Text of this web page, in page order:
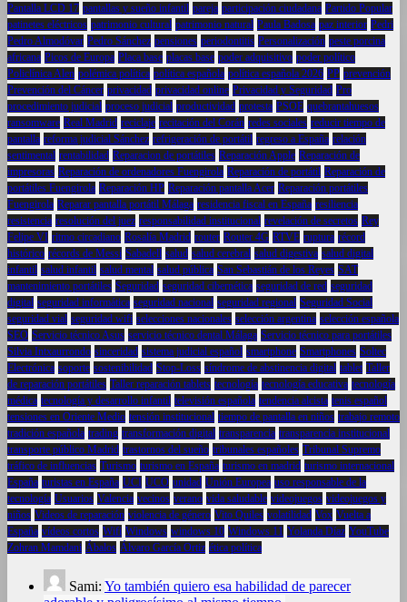
Pantalla LCD 17 pantallas y sueño infantil pareja participación ciudadana Partido Popular
patinetes eléctricos patrimonio cultural patrimonio natural Paula Badosa paz interior Pedri
Pedro Almodóvar Pedro Sánchez pensiones periodontitis Personalización peste porcina
africana Picos de Europa Placa base placas base poder adquisitivo poder político
Policlínica Alen polémica política política española política española 2026 PP prevención
Prevención del Cáncer privacidad privacidad online Privacidad y Seguridad Pro
procedimiento judicial proceso judicial productividad protesta PSOE quebrantahuesos
ransomware Real Madrid reciclaje recitación del Corán redes sociales reducir tiempo de
pantalla reforma judicial Sánchez refrigeración de portátil regreso a España relación
sentimental rentabilidad Reparacion de portátiles Reparación Apple Reparación de
impresoras Reparación de ordenadores Fuengirola Reparación de portátil Reparación de
portátiles Fuengirola Reparación HP Reparación pantalla Acer Reparación portátiles
Fuengirola Reparar pantalla portátil Málaga residencia fiscal en España resiliencia
resistencia resolución del juez responsabilidad institucional revelación de secretos Rey
Felipe VI ritmo circadiano Rosalía Madrid router Router 4G RTVE ruptura récord
histórico récords de Messi Sabadell salud salud cerebral salud digestiva salud digital
infantil salud infantil salud mental salud pública San Sebastián de los Reyes SAT
mantenimiento portátiles Seguridad seguridad cibernética seguridad de red seguridad
digital seguridad informática seguridad nacional seguridad regional Seguridad Social
seguridad vial seguridad wifi selecciones nacionales selección argentina selección española
SEO Servicio técnico Asus servicio técnico dental Málaga Servicio técnico para portátiles
Silvia Intxaurrondo sinceridad sistema judicial español smartphone Smartphones Soltec
Electrónica soporte sostenibilidad Stop-Loss síndrome de abstinencia digital tablet Taller
de reparación portátiles Taller reparación tablets tecnología tecnología educativa tecnología
médica tecnología y desarrollo infantil televisión española tendencia alcista tenis español
tensiones en Oriente Medio tensión institucional tiempo de pantalla en niños trabajo remoto
tradición española trading transformación digital transparencia transparencia institucional
transporte público Madrid trastornos del sueño tribunales españoles Tribunal Supremo
tráfico de influencias Turismo turismo en España turismo en madrid turismo internacional
España turistas en España UCI UCO unidad Unión Europea uso responsable de la
tecnología Usuarios Valencia vecinos verano vida saludable videojuegos videojuegos y
niños Videos de reparación violencia de género Vito Quiles volatilidad Vox Vuelta a
España vídeos cortos Wifi Windows windows 10 Windows 11 Yolanda Díaz YouTube
Zohran Mamdani Ábalos Álvaro García Ortiz ética política
Sami: Yo también quiero esa habilidad de parecer